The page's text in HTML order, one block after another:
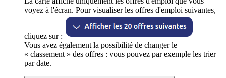
voyez à l'écran. Pour visualiser les offres d'emploi suivantes,
cliquez sur :
Vous avez également la possibilité de changer le
« classement » des offres : vous pouvez par exemple les trier
par date.